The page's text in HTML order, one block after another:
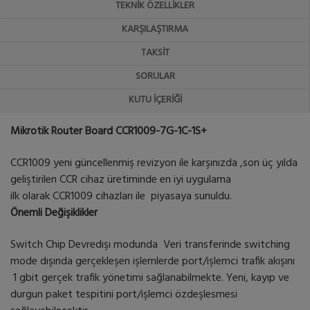
TEKNIK ÖZELLIKLER
KARŞILAŞTIRMA
TAKSIT
SORULAR
KUTU İÇERIĞI
Mikrotik Router Board CCR1009-7G-1C-1S+
CCR1009 yeni güncellenmiş revizyon ile karşınızda ,son üç yılda
geliştirilen CCR cihaz üretiminde en iyi uygulama
ilk olarak CCR1009 cihazları ile piyasaya sunuldu.
Önemli Değişiklikler
Switch Chip Devredışı modunda Veri transferinde switching
mode dışında gerçekleşen işlemlerde port/işlemci trafik akışını
1 gbit gerçek trafik yönetimi sağlanabilmekte. Yeni, kayıp ve
durgun paket tespitini port/işlemci özdeşlesmesi